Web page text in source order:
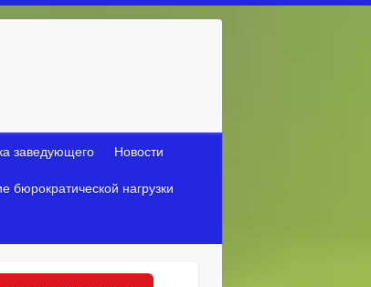
заведующего Новости
бюрократической нагрузки